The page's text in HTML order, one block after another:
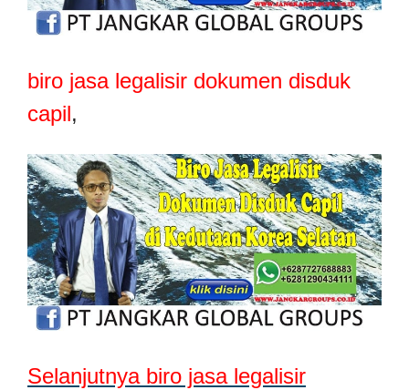
biro jasa legalisir dokumen disduk
capil,
Selanjutnya biro jasa legalisir